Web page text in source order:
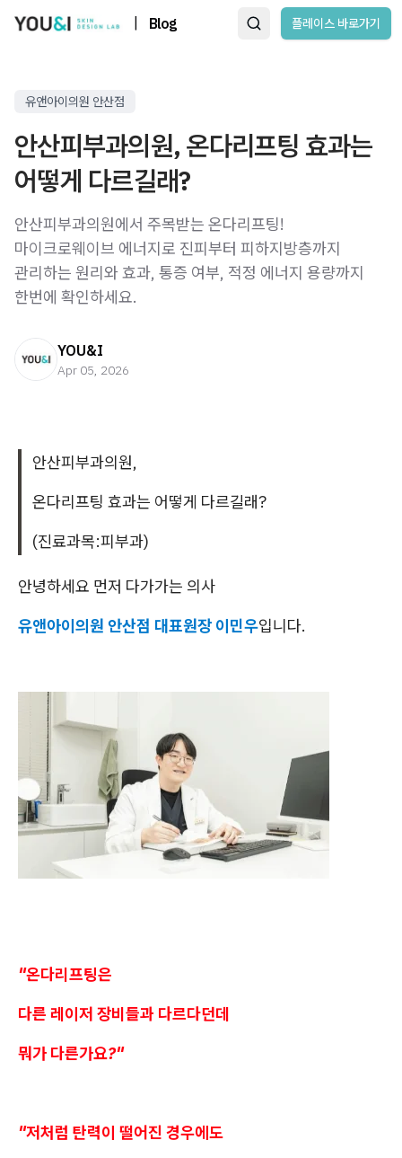
Blog 플레이스 바로가기
유앤아이의원 안산점
안산피부과의원, 온다리프팅 효과는
어떻게 다르길래?
안산피부과의원에서 주목받는 온다리프팅!
마이크로웨이브 에너지로 진피부터 피하지방층까지
관리하는 원리와 효과, 통증 여부, 적정 에너지 용량까지
한번에 확인하세요.
YOU&I
Apr 05, 2026
안산피부과의원,
온다리프팅 효과는 어떻게 다르길래?
(진료과목:피부과)
안녕하세요 먼저 다가가는 의사
유앤아이의원 안산점 대표원장 이민우입니다.
"온다리프팅은
다른 레이저 장비들과 다르다던데
뭐가 다른가요?"
"저처럼 탄력이 떨어진 경우에도